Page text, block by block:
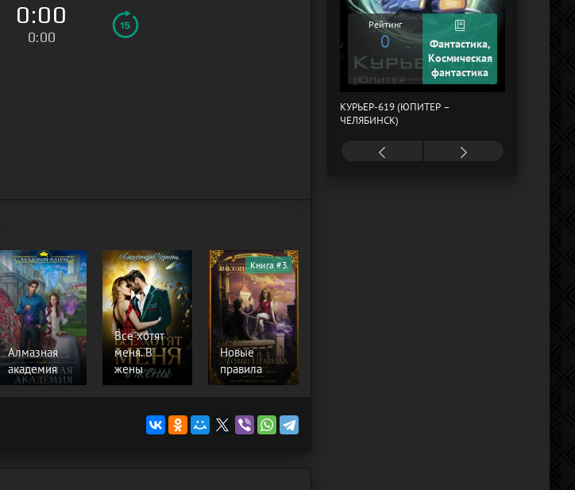
0:00
0:00
Алмазная
академия
Все хотят
меня. В
жены
Новые
правила
Книга #3
Рейтинг
0
Фантастика,
Космическая
фантастика
КУРЬЕР-619 (ЮПИТЕР –
ЧЕЛЯБИНСК)